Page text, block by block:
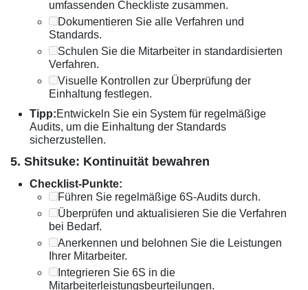
umfassenden Checkliste zusammen.
Dokumentieren Sie alle Verfahren und
Standards.
Schulen Sie die Mitarbeiter in standardisierten
Verfahren.
Visuelle Kontrollen zur Überprüfung der
Einhaltung festlegen.
Tipp:Entwickeln Sie ein System für regelmäßige
Audits, um die Einhaltung der Standards
sicherzustellen.
5. Shitsuke: Kontinuität bewahren
Checklist-Punkte:
Führen Sie regelmäßige 6S-Audits durch.
Überprüfen und aktualisieren Sie die Verfahren
bei Bedarf.
Anerkennen und belohnen Sie die Leistungen
Ihrer Mitarbeiter.
Integrieren Sie 6S in die
Mitarbeiterleistungsbeurteilungen.